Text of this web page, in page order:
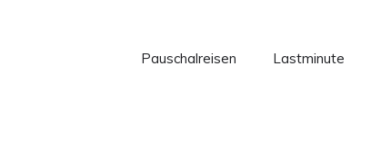
Pauschalreisen Lastminute